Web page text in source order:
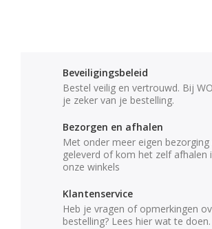
Beveiligingsbeleid
Bestel veilig en vertrouwd. Bij
je zeker van je bestelling.
Bezorgen en afhalen
Met onder meer eigen
geleverd of kom het zelf afhalen
onze winkels
Klantenservice
Heb je vragen of opmerkingen
bestelling? Lees hier wat te doen.